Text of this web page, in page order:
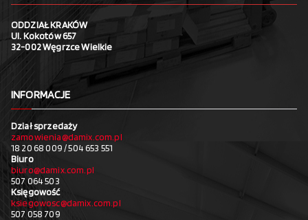
ODDZIAŁ KRAKÓW
Ul. Kokotów 657
32-002 Węgrzce Wielkie
INFORMACJE
Dział sprzedaży
zamowienia@damix.com.pl
18 20 68 009 / 504 653 551
Biuro
biuro@damix.com.pl
507 064 503
Księgowość
ksiegowosc@damix.com.pl
507 058 709